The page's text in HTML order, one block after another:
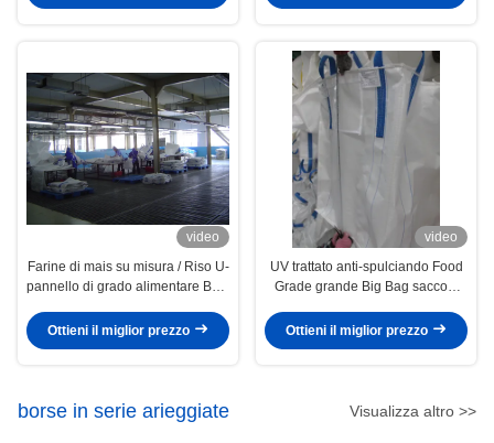
video
Farine di mais su misura / Riso U-
pannello di grado alimentare Bulk
Ottieni il miglior prezzo
video
UV trattato anti-spulciando Food
Grade grande Big Bag sacconi
Ottieni il miglior prezzo
borse in serie arieggiate Visualizza altro >>